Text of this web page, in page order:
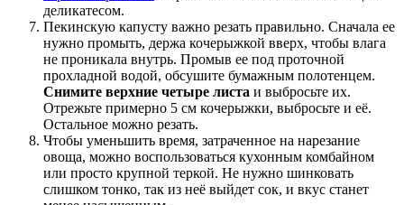
деликатесом.
Пекинскую капусту важно резать правильно. Сначала ее
нужно промыть, держа кочерыжкой вверх, чтобы влага
не проникала внутрь. Промыв ее под проточной
прохладной водой, обсушите бумажным полотенцем.
Снимите верхние четыре листа и выбросьте их.
Отрежьте примерно 5 см кочерыжки, выбросьте и её.
Остальное можно резать.
Чтобы уменьшить время, затраченное на нарезание
овоща, можно воспользоваться кухонным комбайном
или просто крупной теркой. Не нужно шинковать
слишком тонко, так из неё выйдет сок, и вкус станет